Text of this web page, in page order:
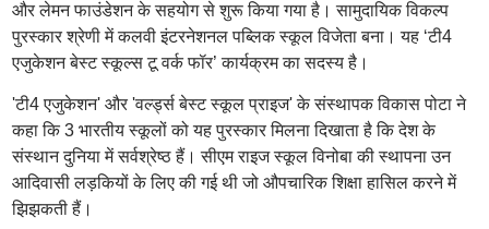
और लेमन फाउंडेशन के सहयोग से शुरू किया गया है। सामुदायिक विकल्प
पुरस्कार श्रेणी में कलवी इंटरनेशनल पब्लिक स्कूल विजेता बना। यह ‘टी4
एजुकेशन बेस्ट स्कूल्स टू वर्क फॉर’ कार्यक्रम का सदस्य है।
'टी4 एजुकेशन' और 'वर्ल्ड्स बेस्ट स्कूल प्राइज' के संस्थापक विकास पोटा ने
कहा कि 3 भारतीय स्कूलों को यह पुरस्कार मिलना दिखाता है कि देश के
संस्थान दुनिया में सर्वश्रेष्ठ हैं। सीएम राइज स्कूल विनोबा की स्थापना उन
आदिवासी लड़कियों के लिए की गई थी जो औपचारिक शिक्षा हासिल करने में
झिझकती हैं।